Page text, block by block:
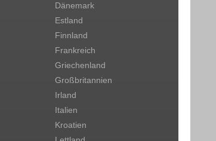
Dänemark
Estland
Finnland
Frankreich
Griechenland
Großbritannien
Irland
Italien
Kroatien